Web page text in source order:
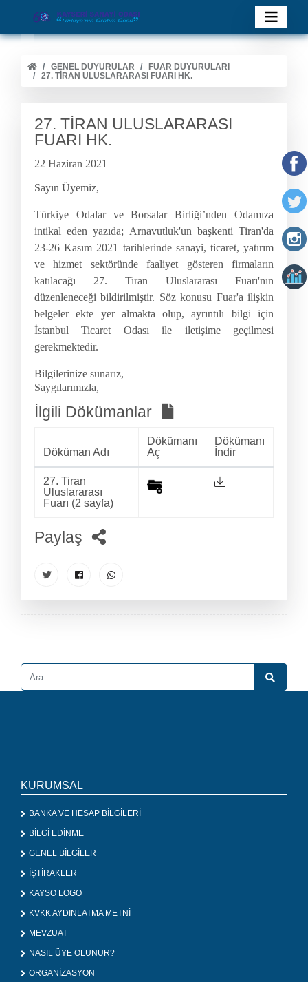
GENEL DUYURULAR
FUAR DUYURULARI
27. TİRAN ULUSLARARASI FUARI HK.
27. TİRAN ULUSLARARASI
FUARI HK.
22 Haziran 2021
Sayın Üyemiz,
Türkiye Odalar ve Borsalar Birliği’nden Odamıza
intikal eden yazıda; Arnavutluk'un başkenti Tiran'da
23-26 Kasım 2021 tarihlerinde sanayi, ticaret, yatırım
ve hizmet sektöründe faaliyet gösteren firmaların
katılacağı 27. Tiran Uluslararası Fuarı'nın
düzenleneceği bildirilmiştir. Söz konusu Fuar'a ilişkin
belgeler ekte yer almakta olup, ayrıntılı bilgi için
İstanbul Ticaret Odası ile iletişime geçilmesi
gerekmektedir.
Bilgilerinize sunarız,
Saygılarımızla,
İlgili Dökümanlar
Döküman Adı
Dökümanı
Aç
Dökümanı
İndir
27. Tiran
Uluslararası
Fuarı (2 sayfa)
Paylaş
KURUMSAL
BANKA VE HESAP BİLGİLERİ
BİLGİ EDİNME
GENEL BİLGİLER
İŞTİRAKLER
KAYSO LOGO
KVKK AYDINLATMA METNİ
MEVZUAT
NASIL ÜYE OLUNUR?
ORGANİZASYON